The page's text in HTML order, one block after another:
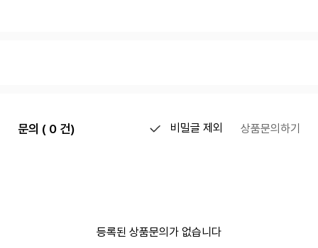
문의 ( 0 건) 비밀글 제외 상품문의하기
등록된 상품문의가 없습니다